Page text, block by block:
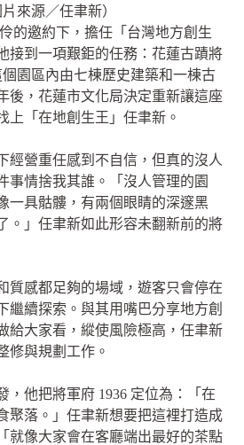
片來源／任聿新）
的邀約下，擔任「台灣地方創生
接到一項艱鉅的任務：花蓮古蹟將
個園區內由七棟歷史建築和一棟古
後，花蓮市文化局決定重新讓這座
上「在地創生王」任聿新。
經營重任感到不自信，但真的沒人
事情捨我其誰。「沒人管理的園
一具骷髏，有兩個眼睛的深邃黑
。」任聿新如此形容未翻新前的將
質感都足夠的場域，遊客只會停在
繼續探索。與其用嘴巴分享地方創
給大家看，縱使風險極高，任聿新
修與規劃工作。
，他把將軍府 1936 定位為：「在
聚落。」任聿新想要把這裡打造成
就像大家會在客廳端出最好的茶點